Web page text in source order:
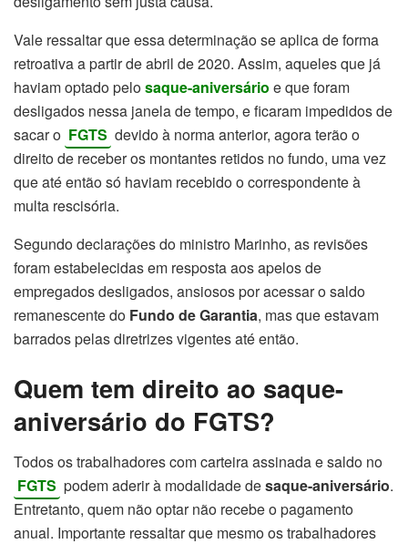
Vale ressaltar que essa determinação se aplica de forma
retroativa a partir de abril de 2020. Assim, aqueles que já
haviam optado pelosaque-aniversário e que foram
desligados nessa janela de tempo, e ficaram impedidos de
sacar o FGTS devido à norma anterior, agora terão o
direito de receber os montantes retidos no fundo, uma vez
que até então só haviam recebido o correspondente à
multa rescisória.
Segundo declarações do ministro Marinho, as revisões
foram estabelecidas em resposta aos apelos de
empregados desligados, ansiosos por acessar o saldo
remanescente do Fundo de Garantia, mas que estavam
barrados pelas diretrizes vigentes até então.
Quem tem direito ao saque-
aniversário do FGTS?
Todos os trabalhadores com carteira assinada e saldo no
FGTS podem aderir à modalidade desaque-aniversário.
Entretanto, quem não optar não recebe o pagamento
anual. Importante ressaltar que mesmo os trabalhadores